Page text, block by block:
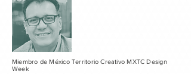
Miembro de México Territorio Creativo MXTC Design
Week